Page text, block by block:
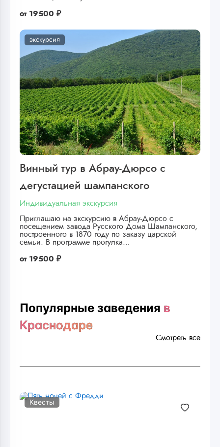
от 19500 ₽
экскурсия
Винный тур в Абрау-Дюрсо с
дегустацией шампанского
Индивидуальная экскурсия
Приглашаю на экскурсию в Абрау-Дюрсо с
посещением завода Русского Дома Шампанского,
построенного в 1870 году по заказу царской
семьи. В программе прогулка…
от 19500 ₽
Популярные заведения в
Краснодаре
Смотреть все
Квесты